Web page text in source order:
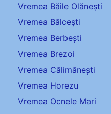
Vremea Băile Olănești
Vremea Bălcești
Vremea Berbești
Vremea Brezoi
Vremea Călimănești
Vremea Horezu
Vremea Ocnele Mari